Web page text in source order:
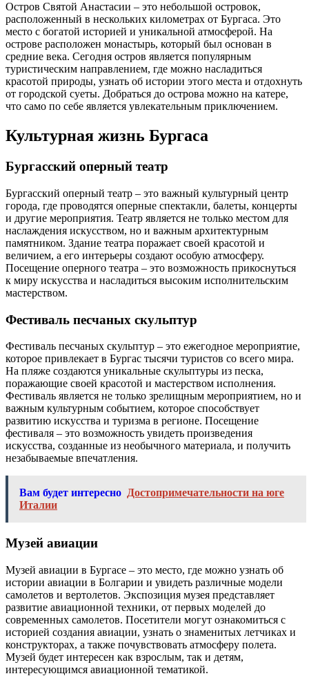
Остров Святой Анастасии – это небольшой островок,
расположенный в нескольких километрах от Бургаса. Это
место с богатой историей и уникальной атмосферой. На
острове расположен монастырь, который был основан в
средние века. Сегодня остров является популярным
туристическим направлением, где можно насладиться
красотой природы, узнать об истории этого места и отдохнуть
от городской суеты. Добраться до острова можно на катере,
что само по себе является увлекательным приключением.
Культурная жизнь Бургаса
Бургасский оперный театр
Бургасский оперный театр – это важный культурный центр
города, где проводятся оперные спектакли, балеты, концерты
и другие мероприятия. Театр является не только местом для
наслаждения искусством, но и важным архитектурным
памятником. Здание театра поражает своей красотой и
величием, а его интерьеры создают особую атмосферу.
Посещение оперного театра – это возможность прикоснуться
к миру искусства и насладиться высоким исполнительским
мастерством.
Фестиваль песчаных скульптур
Фестиваль песчаных скульптур – это ежегодное мероприятие,
которое привлекает в Бургас тысячи туристов со всего мира.
На пляже создаются уникальные скульптуры из песка,
поражающие своей красотой и мастерством исполнения.
Фестиваль является не только зрелищным мероприятием, но и
важным культурным событием, которое способствует
развитию искусства и туризма в регионе. Посещение
фестиваля – это возможность увидеть произведения
искусства, созданные из необычного материала, и получить
незабываемые впечатления.
Вам будет интересно Достопримечательности на юге
Италии
Музей авиации
Музей авиации в Бургасе – это место, где можно узнать об
истории авиации в Болгарии и увидеть различные модели
самолетов и вертолетов. Экспозиция музея представляет
развитие авиационной техники, от первых моделей до
современных самолетов. Посетители могут ознакомиться с
историей создания авиации, узнать о знаменитых летчиках и
конструкторах, а также почувствовать атмосферу полета.
Музей будет интересен как взрослым, так и детям,
интересующимся авиационной тематикой.